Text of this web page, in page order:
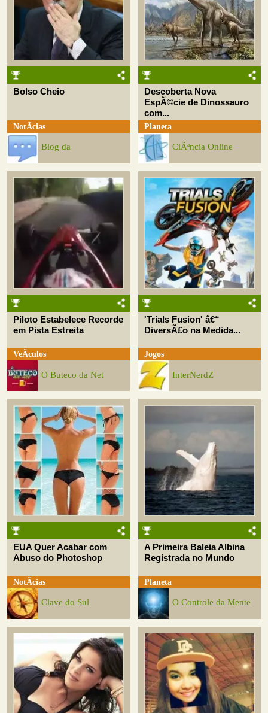
Bolso Cheio
NotÃ­cias
Blog da
Descoberta Nova
EspÃ©cie de Dinossauro
com...
Planeta
CiÃªncia Online
Piloto Estabelece Recorde
em Pista Estreita
VeÃ­culos
O Buteco da Net
'Trials Fusion' â€“
DiversÃ£o na Medida...
Jogos
InterNerdZ
EUA Quer Acabar com
Abuso do Photoshop
NotÃ­cias
Clave do Sul
A Primeira Baleia Albina
Registrada no Mundo
Planeta
O Controle da Mente